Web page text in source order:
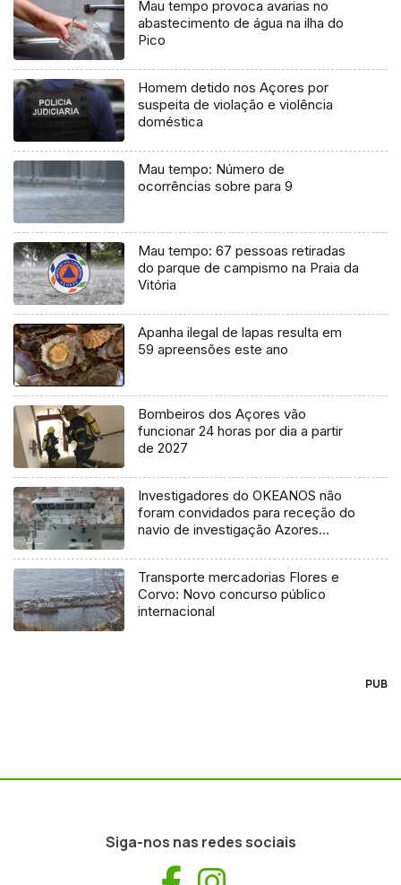
Mau tempo provoca avarias no
abastecimento de água na ilha do
Pico
Homem detido nos Açores por
suspeita de violação e violência
doméstica
Mau tempo: Número de
ocorrências sobre para 9
Mau tempo: 67 pessoas retiradas
do parque de campismo na Praia da
Vitória
Apanha ilegal de lapas resulta em
59 apreensões este ano
Bombeiros dos Açores vão
funcionar 24 horas por dia a partir
de 2027
Investigadores do OKEANOS não
foram convidados para receção do
navio de investigação Azores
Transporte mercadorias Flores e
Corvo: Novo concurso público
internacional
PUB
Siga-nos nas redes sociais